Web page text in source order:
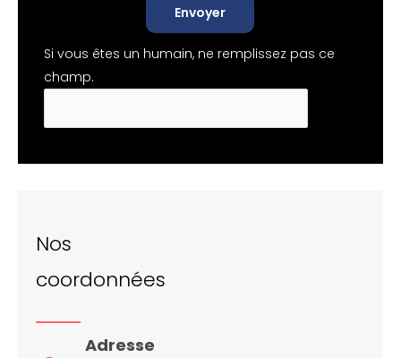
Envoyer
Si vous êtes un humain, ne remplissez pas ce
champ.
Nos
coordonnées
Adresse